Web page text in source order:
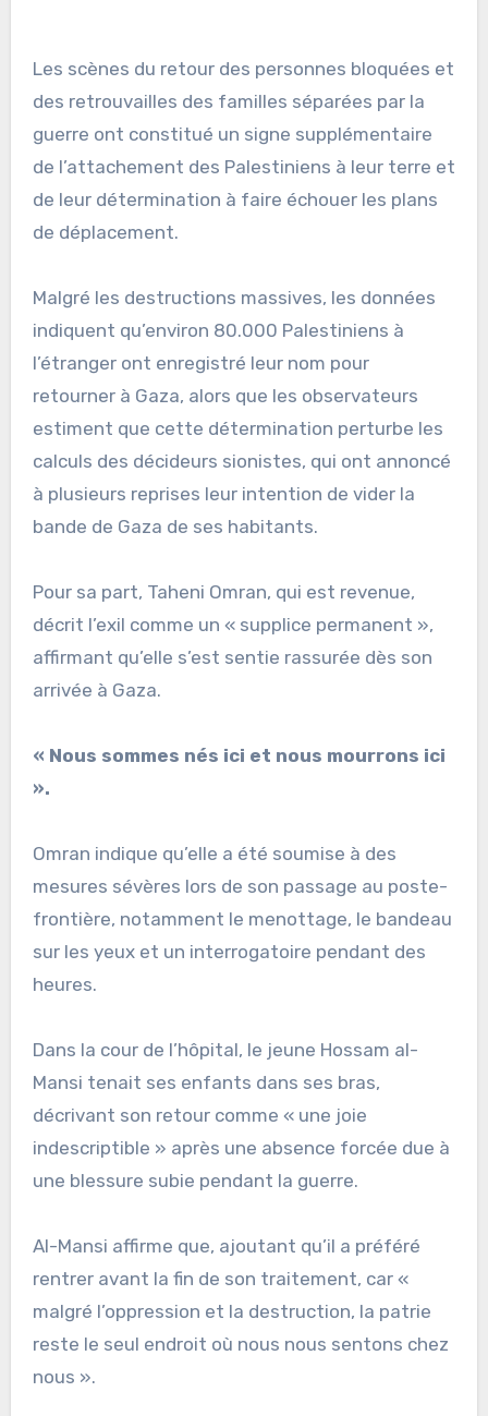
Les scènes du retour des personnes bloquées et
des retrouvailles des familles séparées par la
guerre ont constitué un signe supplémentaire
de l’attachement des Palestiniens à leur terre et
de leur détermination à faire échouer les plans
de déplacement.
Malgré les destructions massives, les données
indiquent qu’environ 80.000 Palestiniens à
l’étranger ont enregistré leur nom pour
retourner à Gaza, alors que les observateurs
estiment que cette détermination perturbe les
calculs des décideurs sionistes, qui ont annoncé
à plusieurs reprises leur intention de vider la
bande de Gaza de ses habitants.
Pour sa part, Taheni Omran, qui est revenue,
décrit l’exil comme un « supplice permanent »,
affirmant qu’elle s’est sentie rassurée dès son
arrivée à Gaza.
« Nous sommes nés ici et nous mourrons ici
».
Omran indique qu’elle a été soumise à des
mesures sévères lors de son passage au poste-
frontière, notamment le menottage, le bandeau
sur les yeux et un interrogatoire pendant des
heures.
Dans la cour de l’hôpital, le jeune Hossam al-
Mansi tenait ses enfants dans ses bras,
décrivant son retour comme « une joie
indescriptible » après une absence forcée due à
une blessure subie pendant la guerre.
Al-Mansi affirme que, ajoutant qu’il a préféré
rentrer avant la fin de son traitement, car «
malgré l’oppression et la destruction, la patrie
reste le seul endroit où nous nous sentons chez
nous ».